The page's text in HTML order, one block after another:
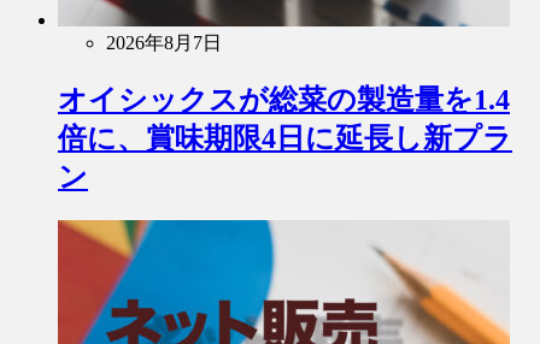
2026年8月7日
オイシックスが総菜の製造量を1.4
倍に、賞味期限4日に延長し新プラ
ン